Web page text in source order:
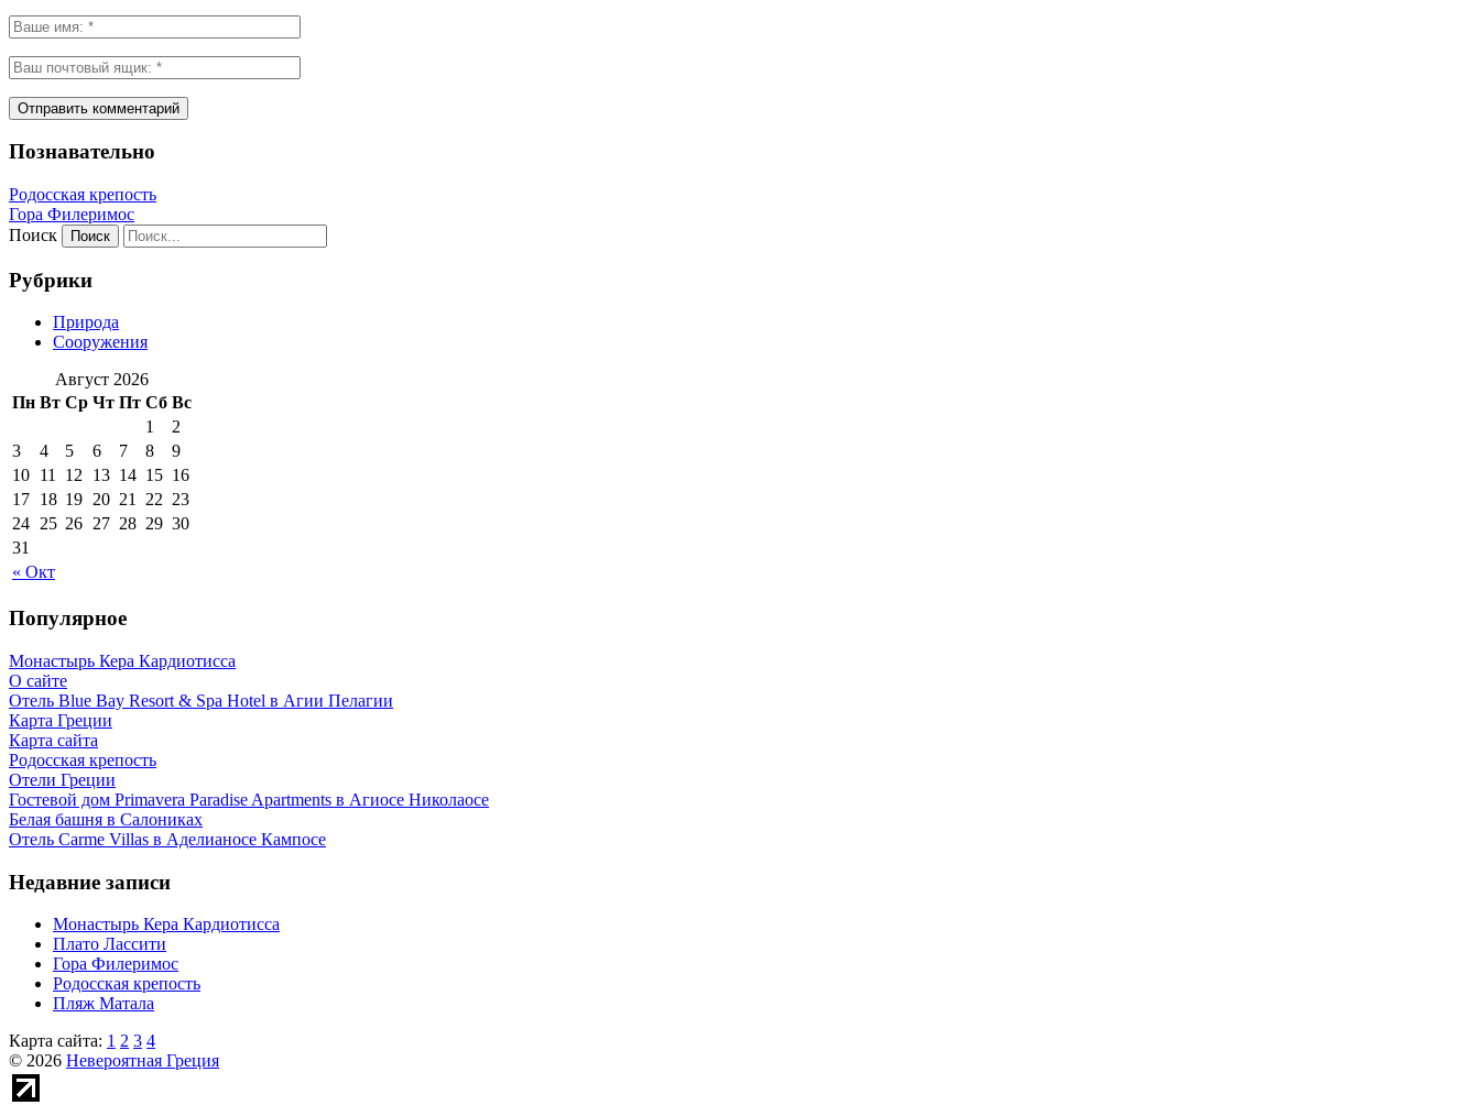
Познавательно
Родосская крепость
Гора Филеримос
Поиск
Рубрики
Природа
Сооружения
Август 2026
Пн Вт Ср Чт Пт Сб Вс
« Окт
1
2
3
4 5 6 7 8
9
10 11 12 13 14 15 16
17 18 19 20 21 22 23
24 25 26 27 28 29 30
31
Популярное
Монастырь Кера Кардиотисса
О сайте
Отель Blue Bay Resort & Spa Hotel в Агии Пелагии
Карта Греции
Карта сайта
Родосская крепость
Отели Греции
Гостевой дом Primavera Paradise Apartments в Агиосе Николаосе
Белая башня в Салониках
Отель Carme Villas в Аделианосе Кампосе
Недавние записи
Монастырь Кера Кардиотисса
Плато Лассити
Гора Филеримос
Родосская крепость
Пляж Матала
Карта сайта: 1 2 3 4
© 2026 Невероятная Греция